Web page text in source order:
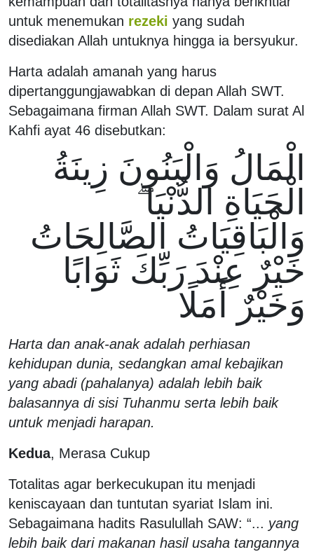
untuk menemukan rezeki yang sudah
disediakan Allah untuknya hingga ia bersyukur.
Harta adalah amanah yang harus
dipertanggungjawabkan di depan Allah SWT.
Sebagaimana firman Allah SWT. Dalam surat Al
Kahfi ayat 46 disebutkan:
الْمَالُ وَالْبَنُونَ زِينَةُ
الْحَيَاةِ الدُّنْيَا ۖ
وَالْبَاقِيَاتُ الصَّالِحَاتُ
خَيْرٌ عِنْدَ رَبِّكَ ثَوَابًا
وَخَيْرٌ أَمَلًا
Harta dan anak-anak adalah perhiasan
kehidupan dunia, sedangkan amal kebajikan
yang abadi (pahalanya) adalah lebih baik
balasannya di sisi Tuhanmu serta lebih baik
untuk menjadi harapan.
Kedua, Merasa Cukup
Totalitas agar berkecukupan itu menjadi
keniscayaan dan tuntutan syariat Islam ini.
Sebagaimana hadits Rasulullah SAW: “... yang
lebih baik dari makanan hasil usaha tangannya